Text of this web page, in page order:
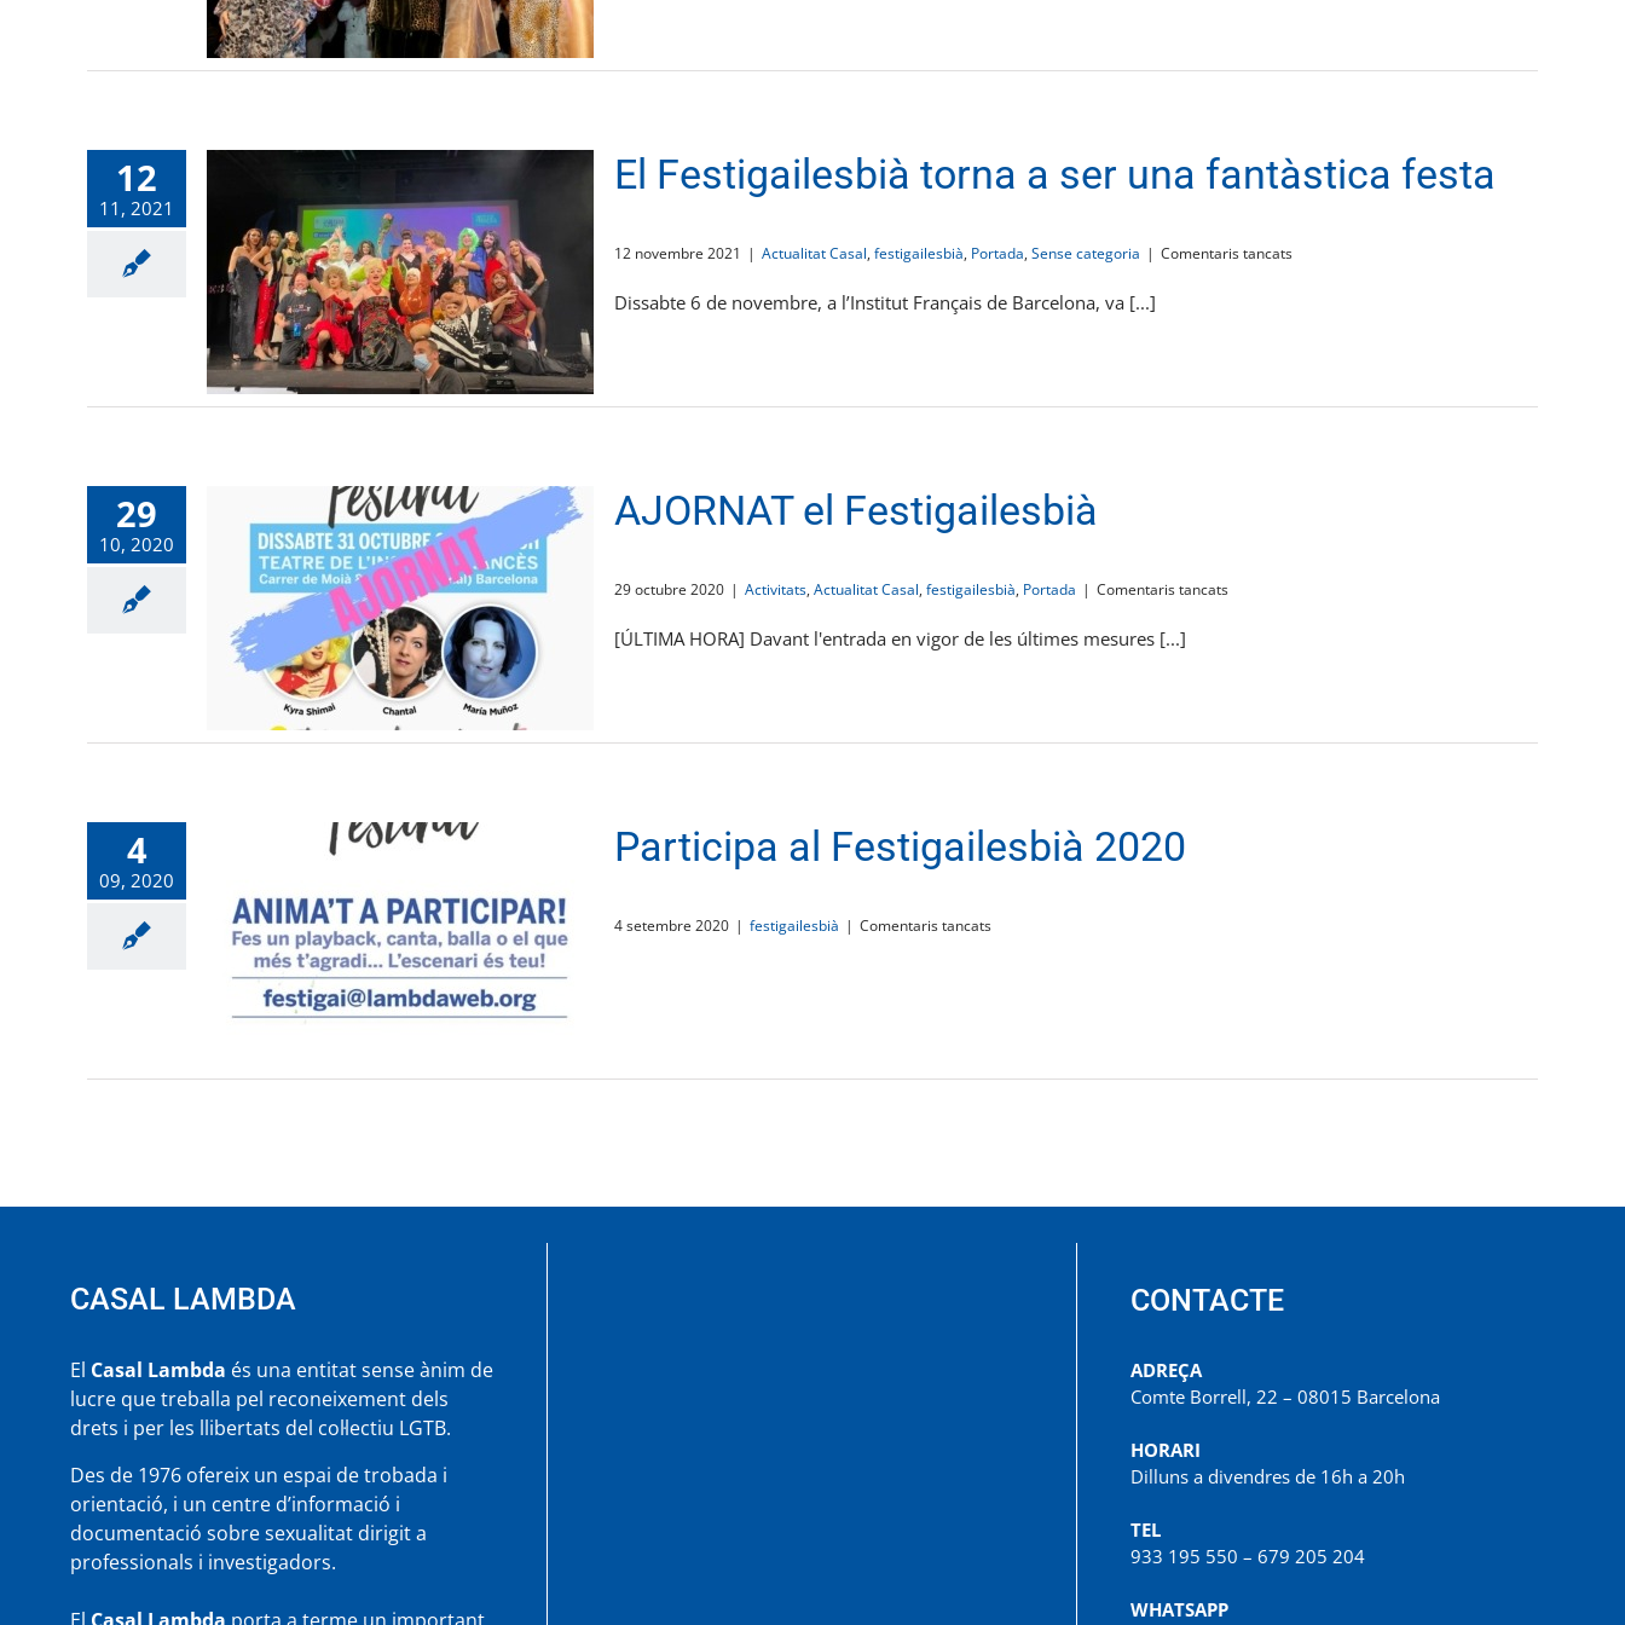
12
11, 2021
El Festigailesbià torna a ser una fantàstica festa
12 novembre 2021 | Actualitat Casal, festigailesbià, Portada, Sense categoria | Comentaris tancatsa
fantàstica
Dissabte 6 de novembre, a l’Institut Français de Barcelona, va [...]
29
10, 2020
AJORNAT el Festigailesbià
29 octubre 2020 | Activitats, Actualitat Casal, festigailesbià, Portada | Comentaris tancatsa
[ÚLTIMA HORA] Davant l'entrada en vigor de les últimes mesures [...]
4
09, 2020
Participa al Festigailesbià 2020
4 setembre 2020 | festigailesbià | Comentaris tancatsa
CASAL LAMBDA
El Casal Lambda és una entitat sense ànim de
lucre que treballa pel reconeixement dels
drets i per les llibertats del col·lectiu LGTB.
Des de 1976 ofereix un espai de trobada i
orientació, i un centre d’informació i
documentació sobre sexualitat dirigit a
professionals i investigadors.
CONTACTE
ADREÇA
Comte Borrell, 22 – 08015 Barcelona
HORARI
Dilluns a divendres de 16h a 20h
TEL
933 195 550 – 679 205 204
WHATSAPP